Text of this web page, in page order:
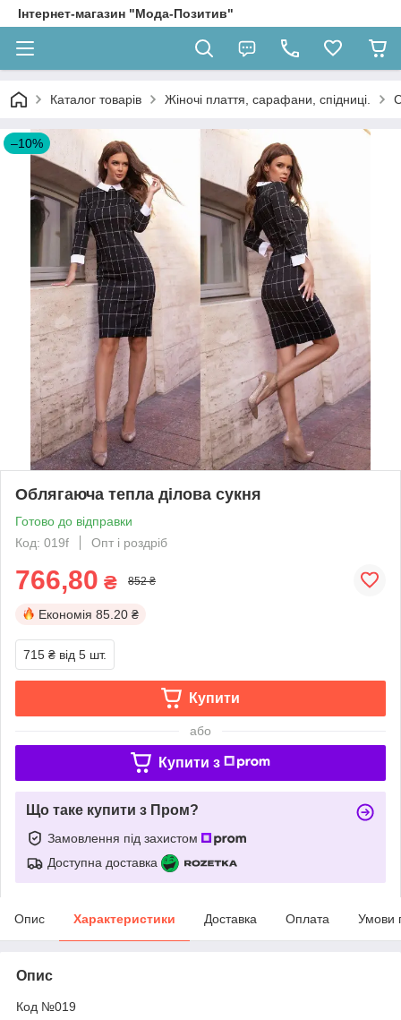
Інтернет-магазин "Мода-Позитив"
Каталог товарів Жіночі плаття, сарафани, спідниці.
–10%
Облягаюча тепла ділова сукня
Готово до відправки
Код: 019f
Опт і роздріб
766,80 ₴ 852 ₴
Економія 85.20 ₴
715 ₴ від 5 шт.
Купити
або
Купити з
Що таке купити з Пром?
Замовлення під захистом
Доступна доставка
Опис Характеристики Доставка Оплата Умови
Опис
Код №019